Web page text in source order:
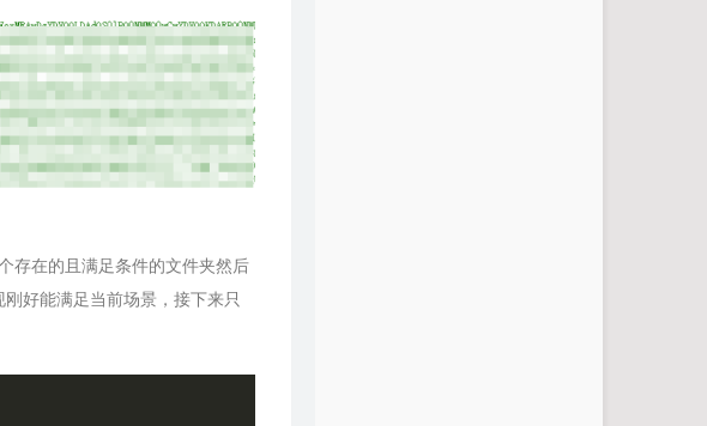
存在的且满足条件的文件夹然后
刚好能满足当前场景，接下来只